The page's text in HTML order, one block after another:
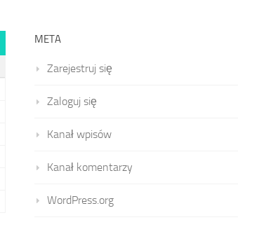
META
Zarejestruj się
Zaloguj się
Kanał wpisów
Kanał komentarzy
WordPress.org